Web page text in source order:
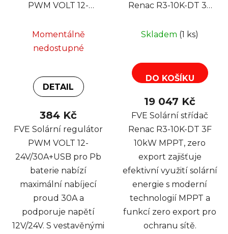
PWM VOLT 12-
Momentálně
nedostupné
DETAIL
384 Kč
FVE Solární regulátor
PWM VOLT 12-
24V/30A+USB pro Pb
baterie nabízí
maximální nabíjecí
proud 30A a
podporuje napětí
12V/24V. S vestavěnými
Renac R3-10K-DT 3F
Skladem (1 ks)
DO KOŠÍKU
19 047 Kč
FVE Solární střídač
Renac R3-10K-DT 3F
10kW MPPT, zero
export zajišťuje
efektivní využití solární
energie s moderní
technologií MPPT a
funkcí zero export pro
ochranu sítě.